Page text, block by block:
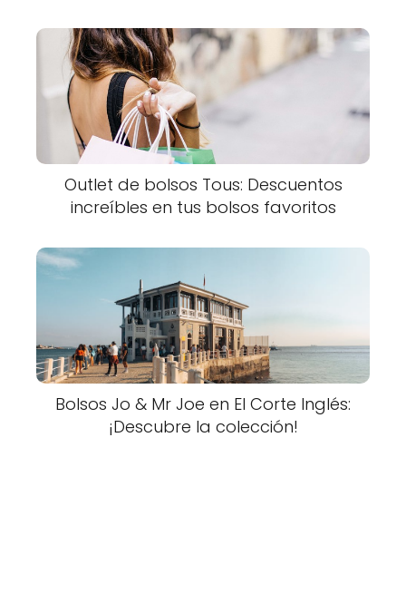
Outlet de bolsos Tous: Descuentos
increíbles en tus bolsos favoritos
Bolsos Jo & Mr Joe en El Corte Inglés:
¡Descubre la colección!